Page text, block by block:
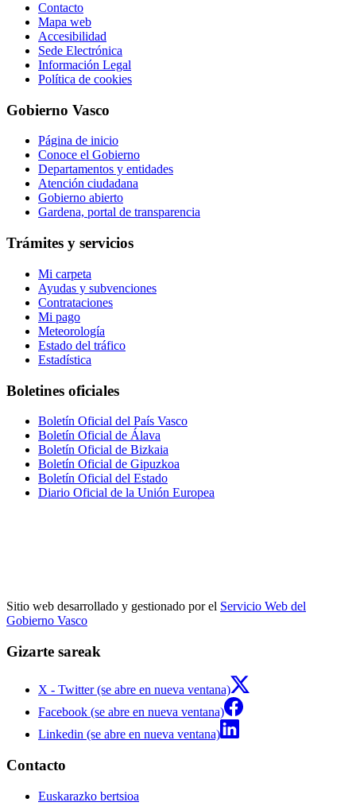
Contacto
Mapa web
Accesibilidad
Sede Electrónica
Información Legal
Política de cookies
Gobierno Vasco
Página de inicio
Conoce el Gobierno
Departamentos y entidades
Atención ciudadana
Gobierno abierto
Gardena, portal de transparencia
Trámites y servicios
Mi carpeta
Ayudas y subvenciones
Contrataciones
Mi pago
Meteorología
Estado del tráfico
Estadística
Boletines oficiales
Boletín Oficial del País Vasco
Boletín Oficial de Álava
Boletín Oficial de Bizkaia
Boletín Oficial de Gipuzkoa
Boletín Oficial del Estado
Diario Oficial de la Unión Europea
Sitio web desarrollado y gestionado por el Servicio Web del
Gobierno Vasco
Gizarte sareak
X - Twitter (se abre en nueva ventana)
Facebook (se abre en nueva ventana)
Linkedin (se abre en nueva ventana)
Contacto
Euskarazko bertsioa